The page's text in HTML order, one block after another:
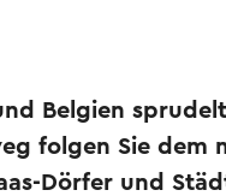
Belgien
folgen Sie dem
Dörfer und